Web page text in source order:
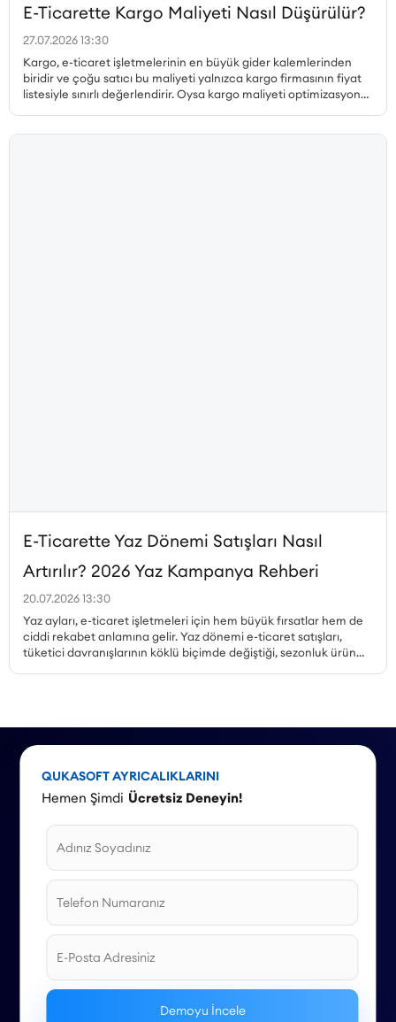
E-Ticarette Kargo Maliyeti Nasıl Düşürülür?
27.07.2026 13:30
Kargo, e-ticaret işletmelerinin en büyük gider kalemlerinden
biridir ve çoğu satıcı bu maliyeti yalnızca kargo firmasının fiyat
listesiyle sınırlı değerlendirir. Oysa kargo maliyeti optimizasyonu
E-Ticarette Yaz Dönemi Satışları Nasıl
Artırılır? 2026 Yaz Kampanya Rehberi
20.07.2026 13:30
Yaz ayları, e-ticaret işletmeleri için hem büyük fırsatlar hem de
ciddi rekabet anlamına gelir. Yaz dönemi e-ticaret satışları,
tüketici davranışlarının köklü biçimde değiştiği, sezonluk ürün
Haziran, Temmuz ve Ağustos aylarına özel kampanya örnekleri
ve stratejilerle 2026 yaz sezonu için kapsamlı bir rehber
QUKASOFT AYRICALIKLARINI
Hemen Şimdi Ücretsiz Deneyin!